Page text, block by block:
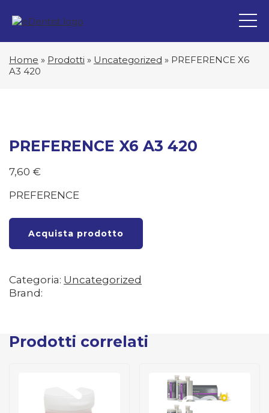
Home » Prodotti » Uncategorized » PREFERENCE X6
A3 420
PREFERENCE X6 A3 420
7,60 €
PREFERENCE
Acquista prodotto
Categoria: Uncategorized
Brand:
Prodotti correlati